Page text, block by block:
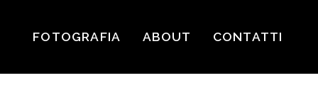
FOTOGRAFIA ABOUT CONTATTI